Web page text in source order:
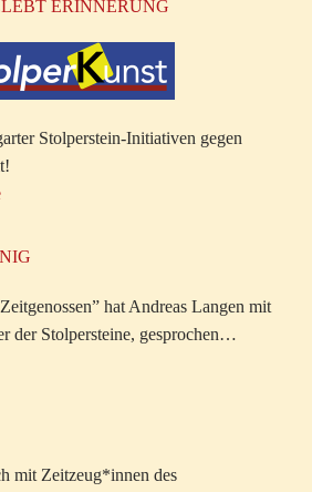
ERINNERUNG
Stolperstein-Initiativen gegen
hat Andreas Langen mit
der Stolpersteine, gesprochen…
mit Zeitzeug*innen des